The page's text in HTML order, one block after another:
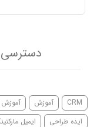
دسترسی
CRM آموزش
ایده طراحی
ایمیل